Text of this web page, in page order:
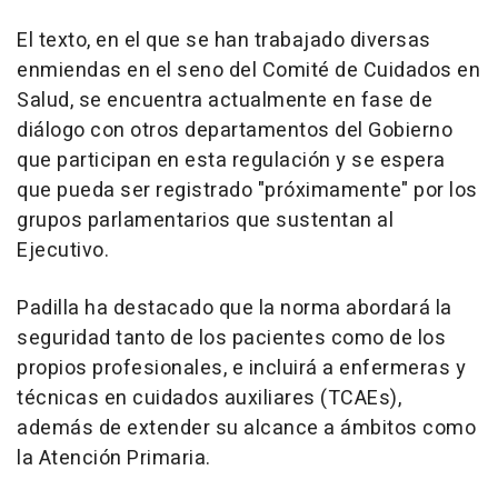
El texto, en el que se han trabajado diversas
enmiendas en el seno del Comité de Cuidados en
Salud, se encuentra actualmente en fase de
diálogo con otros departamentos del Gobierno
que participan en esta regulación y se espera
que pueda ser registrado "próximamente" por los
grupos parlamentarios que sustentan al
Ejecutivo.
Padilla ha destacado que la norma abordará la
seguridad tanto de los pacientes como de los
propios profesionales, e incluirá a enfermeras y
técnicas en cuidados auxiliares (TCAEs),
además de extender su alcance a ámbitos como
la Atención Primaria.